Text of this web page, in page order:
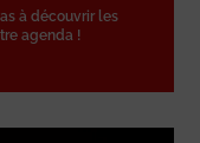
à découvrir les
agenda !